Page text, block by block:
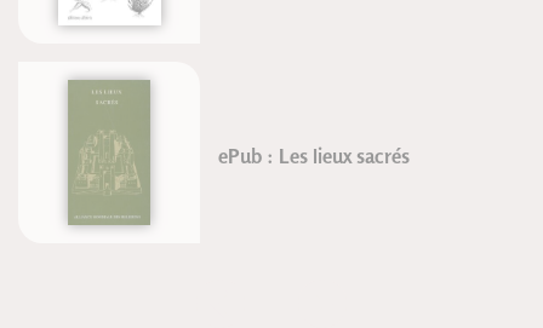
ePub : Les lieux sacrés